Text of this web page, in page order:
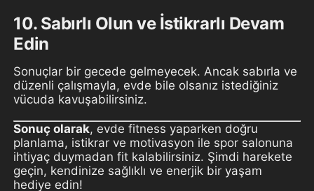
10. Sabırlı Olun ve İstikrarlı Devam
Edin
Sonuçlar bir gecede gelmeyecek. Ancak sabırla ve
düzenli çalışmayla, evde bile olsanız istediğiniz
vücuda kavuşabilirsiniz.
Sonuç olarak, evde fitness yaparken doğru
planlama, istikrar ve motivasyon ile spor salonuna
ihtiyaç duymadan fit kalabilirsiniz. Şimdi harekete
geçin, kendinize sağlıklı ve enerjik bir yaşam
hediye edin!